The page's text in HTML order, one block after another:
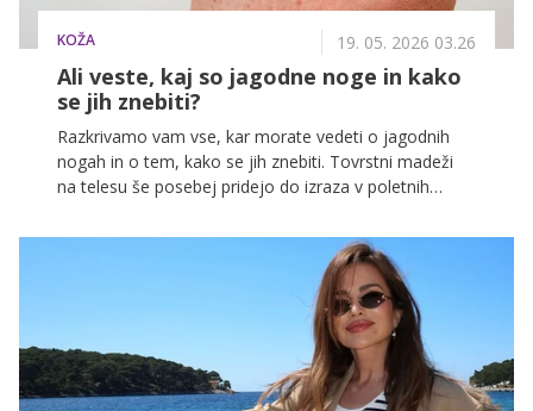
KOŽA 19. 05. 2026 03.26
Ali veste, kaj so jagodne noge in kako
se jih znebiti?
Razkrivamo vam vse, kar morate vedeti o jagodnih
nogah in o tem, kako se jih znebiti. Tovrstni madeži
na telesu še posebej pridejo do izraza v poletnih
kratkih kril, hlač in oblek.